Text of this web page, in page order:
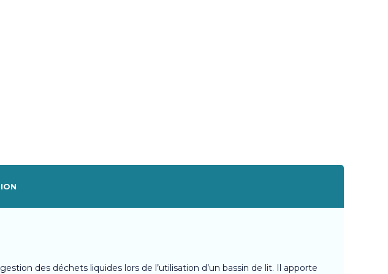
des déchets liquides lors de l’utilisation d’un bassin de lit. Il apporte